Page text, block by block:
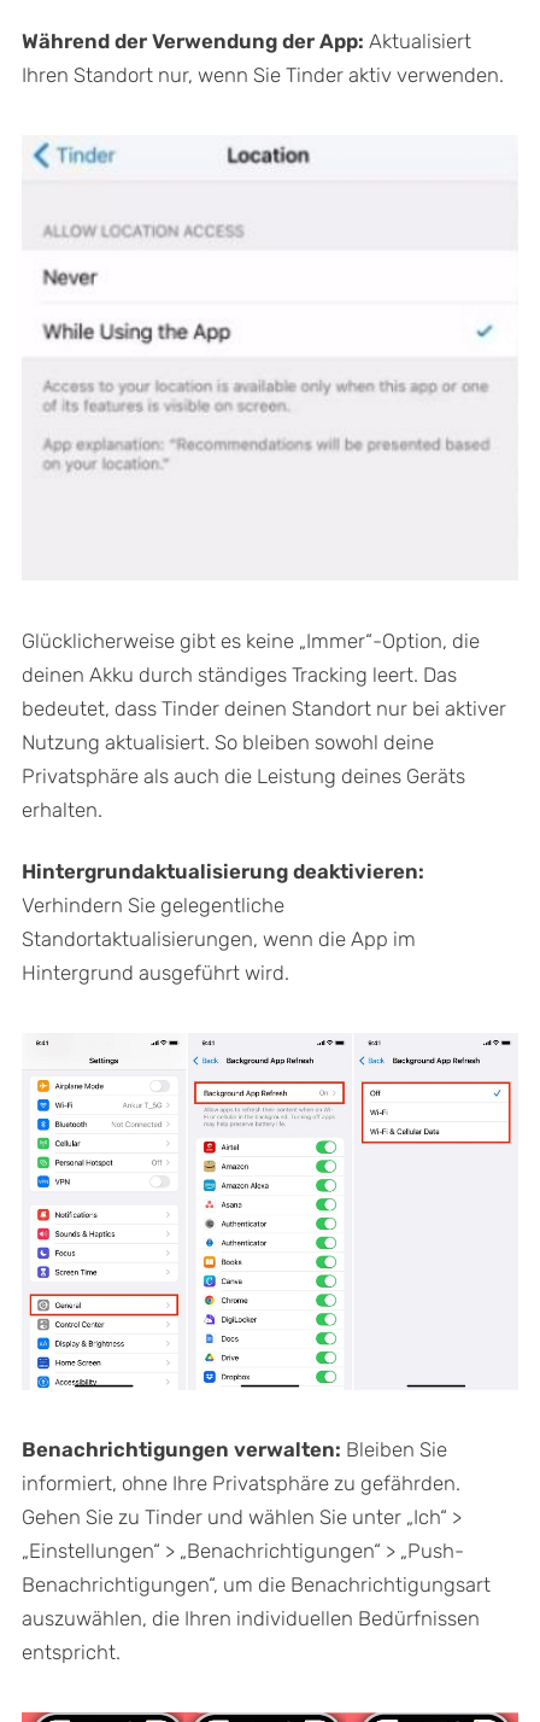
Während der Verwendung der App: Aktualisiert
Ihren Standort nur, wenn Sie Tinder aktiv verwenden.
Glücklicherweise gibt es keine „Immer“-Option, die
deinen Akku durch ständiges Tracking leert. Das
bedeutet, dass Tinder deinen Standort nur bei aktiver
Nutzung aktualisiert. So bleiben sowohl deine
Privatsphäre als auch die Leistung deines Geräts
erhalten.
Hintergrundaktualisierung deaktivieren:
Verhindern Sie gelegentliche
Standortaktualisierungen, wenn die App im
Hintergrund ausgeführt wird.
Benachrichtigungen verwalten: Bleiben Sie
informiert, ohne Ihre Privatsphäre zu gefährden.
Gehen Sie zu Tinder und wählen Sie unter „Ich“ >
„Einstellungen“ > „Benachrichtigungen“ > „Push-
Benachrichtigungen“, um die Benachrichtigungsart
auszuwählen, die Ihren individuellen Bedürfnissen
entspricht.